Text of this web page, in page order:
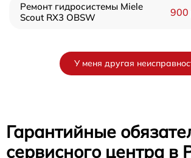
Ремонт гидросистемы Miele
Scout RX3 OBSW
900
У меня другая
Гарантийные
сервисного центра в